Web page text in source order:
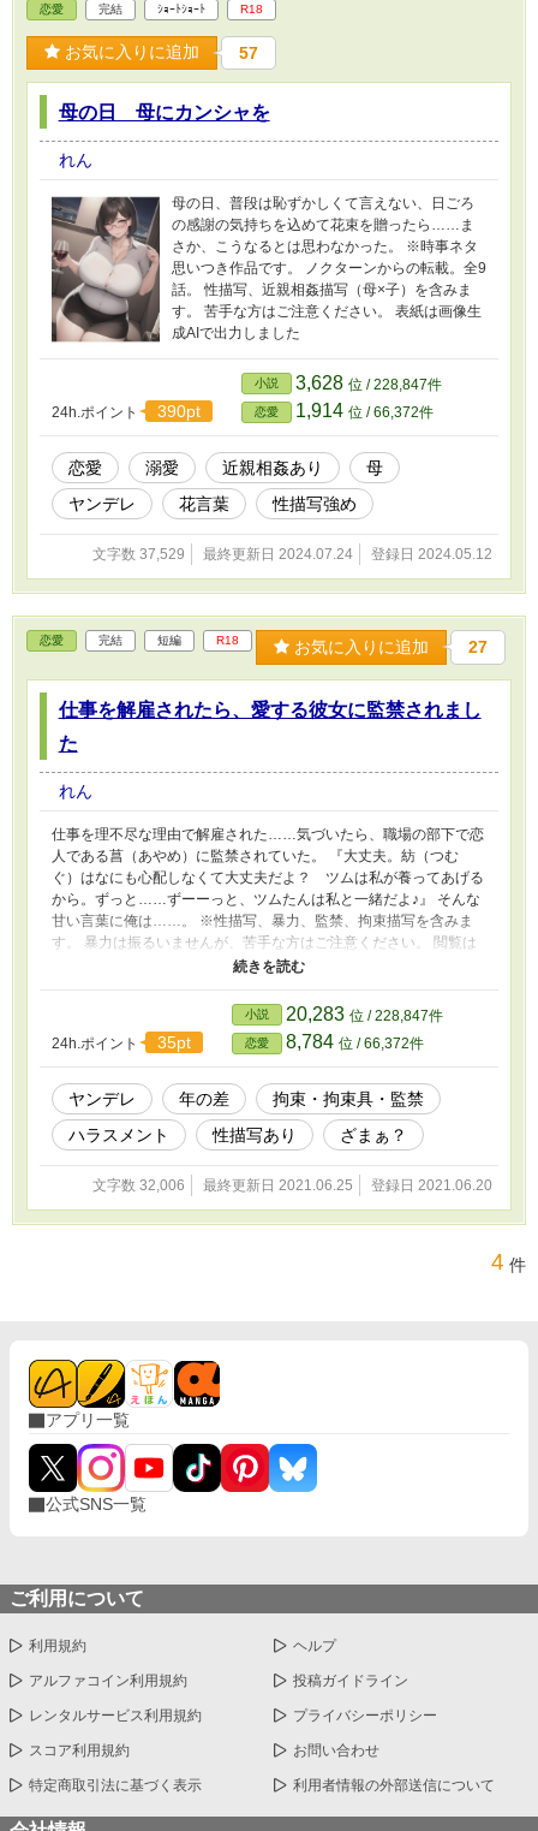
指摘するコメントはお控えください。 執筆開
始したのが11月22日なので、物語の舞台は11月
22日の金曜日です。公開日とずれています。ご
4000文字から7000文字です。 全14話、合計8
万文字。 改行を多めに挟んで圧迫感がないよ
くくなっている可能性があります。ご了承くだ
さい。 表紙イラストはAIで生成しました。
恋愛 完結 ｼｮｰﾄｼｮｰﾄ R18
お気に入りに追加 57
母の日 母にカンシャを
れん
母の日、普段は恥ずかしくて言えない、日ごろ
の感謝の気持ちを込めて花束を贈ったら……ま
さか、こうなるとは思わなかった。 ※時事ネタ
思いつき作品です。 ノクターンからの転載。全9
話。 性描写、近親相姦描写（母×子）を含みま
す。 苦手な方はご注意ください。 表紙は画像生
成AIで出力しました
24h.ポイント 390pt
小説 3,628 位 / 228,847件
恋愛 1,914 位 / 66,372件
恋愛 溺愛 近親相姦あり
母
ヤンデレ
花言葉 性描写強め
文字数 37,529 最終更新日 2024.07.24 登録日 2024.05.12
恋愛 完結 短編 R18 お気に入りに追加 27
仕事を解雇されたら、愛する彼女に監禁されまし
た
れん
仕事を理不尽な理由で解雇された……気づいたら、職場の部下で恋
人である菖（あやめ）に監禁されていた。 『大丈夫。紡（つむ
ぐ）はなにも心配しなくて大丈夫だよ？ ツムは私が養ってあげる
から。ずっと……ずーーっと、ツムたんは私と一緒だよ♪』 そんな
甘い言葉に俺は……。 ※性描写、暴力、監禁、拘束描写を含みま
す。 暴力は振るいませんが、苦手な方はご注意ください。 閲覧は
自己責任でお願いします。 友人から「こんな話が読みたい」とい
うネタを提供していただき、それを元に執筆させていただきまし
た。 友人リクエストであるため、友人の希望を最優先にして執筆
しています。ご了承ください。 この作品はフィクションです。 作
品内で行われている行為は実際に行うと刑法で罰せられる可能性が
あります。 ご都合主義展開を含みます。 5話から視点がヒロイン視
点に変わります。 注）9話目に、復讐のためにヒロインが自分の体
を使う描写があります。性暴力、ヒロインが恋人以外にという描写
が苦手な方はご注意ください。
24h.ポイント 35pt
小説 20,283 位 / 228,847件
恋愛 8,784 位 / 66,372件
ヤンデレ 年の差
拘束・拘束具・監禁
ハラスメント
性描写あり ざまぁ？
文字数 32,006 最終更新日 2021.06.25 登録日 2021.06.20
4 件
アプリ一覧
公式SNS一覧
ご利用について
利用規約 ヘルプ
アルファコイン利用規約 投稿ガイドライン
レンタルサービス利用規約 プライバシーポリシー
スコア利用規約 お問い合わせ
特定商取引法に基づく表示 利用者情報の外部送信について